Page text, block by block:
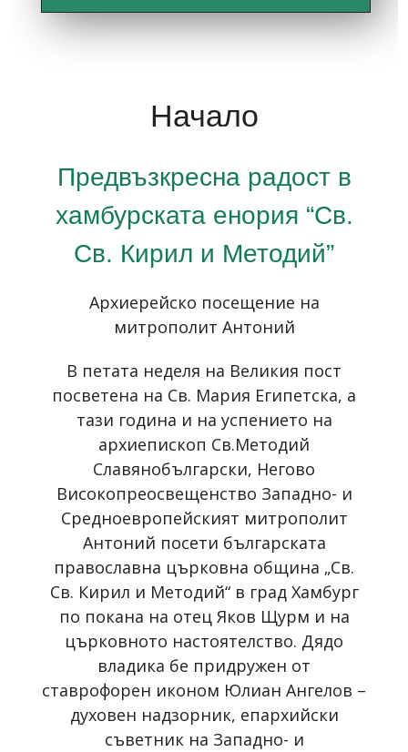
Начало
Предвъзкресна радост в
хамбурската енория “Св.
Св. Кирил и Методий”
Архиерейско посещение на
митрополит Антоний
В петата неделя на Великия пост
посветена на Св. Мария Египетска, а
тази година и на успението на
архиепископ Св.Методий
Славянобългарски, Негово
Високопреосвещенство Западно- и
Средноевропейският митрополит
Антоний посети българската
православна църковна община „Св.
Св. Кирил и Методий“ в град Хамбург
по покана на отец Яков Щурм и на
църковното настоятелство. Дядо
владика бе придружен от
ставрофорен иконом Юлиан Ангелов –
духовен надзорник, епархийски
съветник на Западно- и